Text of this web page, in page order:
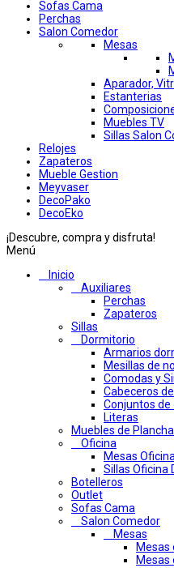
Sofas Cama
Perchas
Salon Comedor
Mesas
Aparador,
Estanterias
Muebles TV
Sillas Salon
Relojes
Zapateros
Mueble Gestion
Meyvaser
DecoPako
DecoEko
¡Descubre, compra y disfruta!
Menú
Inicio
Auxiliares
Perchas
Zapateros
Sillas
Dormitorio
Armarios
Mesillas de
Comodas y
Cabeceros
Conjuntos
Literas
Muebles de Plancha
Oficina
Mesas
Sillas Oficina
Botelleros
Outlet
Sofas Cama
Salon Comedor
Mesas
Mesas
Mesas